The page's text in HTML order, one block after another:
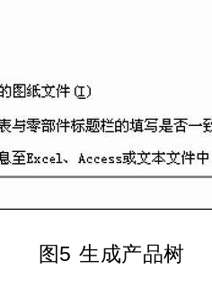
图5 生成产品树